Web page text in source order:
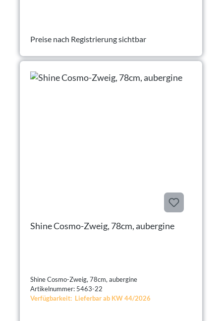
Preise nach Registrierung sichtbar
Shine Cosmo-Zweig, 78cm, aubergine
Shine Cosmo-Zweig, 78cm, aubergine
Artikelnummer: 5463-22
Verfügbarkeit: Lieferbar ab KW 44/2026